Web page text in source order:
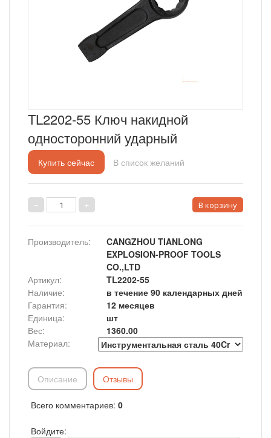
TL2202-55 Ключ накидной
односторонний ударный
Купить сейчас В список желаний
Производитель:
CANGZHOU TIANLONG
EXPLOSION-PROOF TOOLS
CO.,LTD
Артикул:
TL2202-55
Наличие:
в течение 90 календарных дней
Гарантия:
12 месяцев
Единица:
шт
Вес:
1360.00
Материал:
Описание Отзывы
Всего комментариев: 0
Войдите: